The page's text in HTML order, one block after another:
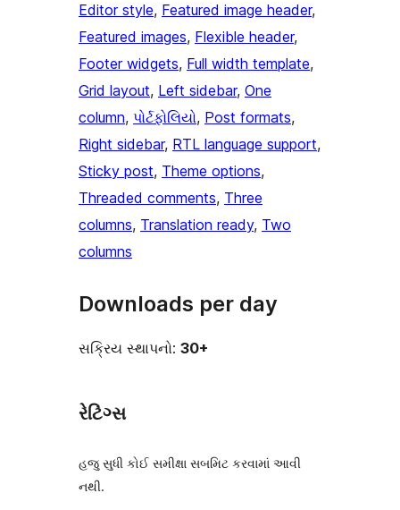
Editor style, Featured image header
Featured images, Flexible header
Footer widgets, Full width template
Grid layout, Left sidebar, One
column, પોર્ટફોલિયો, Post formats
Right sidebar, RTL language support
Sticky post, Theme options
Threaded comments, Three
columns, Translation ready, Two
columns
Downloads per day
સક્રિય સ્થાપનો: 30+
રેટિંગ્સ
હજુ સુધી કોઈ સમીક્ષા સબમિટ કરવામાં આવી
નથી.